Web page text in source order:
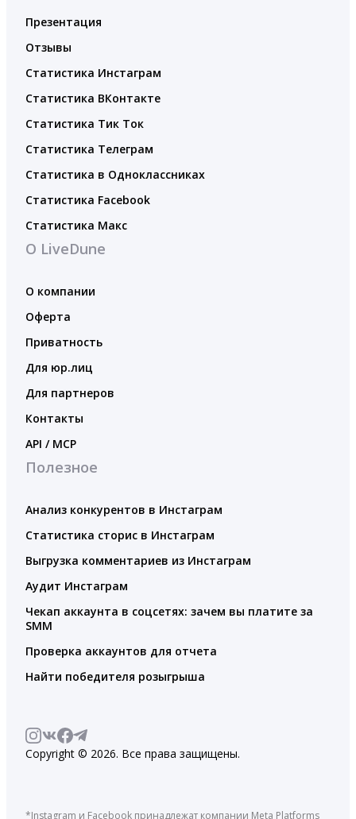
Презентация
Отзывы
Статистика Инстаграм
Статистика ВКонтакте
Статистика Тик Ток
Статистика Телеграм
Статистика в Одноклассниках
Статистика Facebook
Статистика Макс
О LiveDune
О компании
Оферта
Приватность
Для юр.лиц
Для партнеров
Контакты
API / MCP
Полезное
Анализ конкурентов в Инстаграм
Статистика сторис в Инстаграм
Выгрузка комментариев из Инстаграм
Аудит Инстаграм
Чекап аккаунта в соцсетях: зачем вы платите за
SMM
Проверка аккаунтов для отчета
Найти победителя розыгрыша
Copyright © 2026. Все права защищены.
*Instagram и Facebook принадлежат компании Meta Platforms